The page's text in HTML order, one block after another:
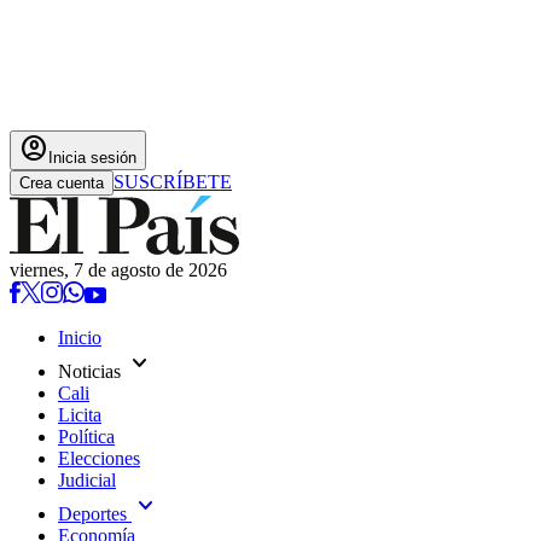
account_circle Inicia sesión
Crea cuenta SUSCRÍBETE
viernes, 7 de agosto de 2026
Inicio
Noticias expand_more
Cali
Licita
Política
Elecciones
Judicial
Deportes expand_more
Economía